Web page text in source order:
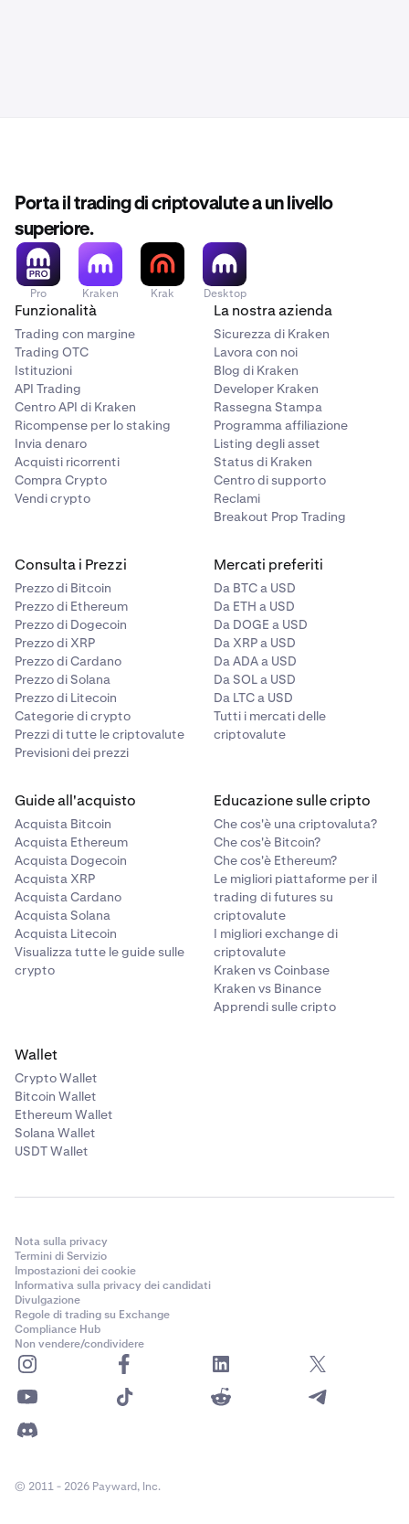
Porta il trading di criptovalute a un livello
superiore.
Pro Kraken Krak Desktop
Funzionalità
Trading con margine
Trading OTC
Istituzioni
API Trading
Centro API di Kraken
Ricompense per lo staking
Invia denaro
Acquisti ricorrenti
Compra Crypto
Vendi crypto
La nostra azienda
Sicurezza di Kraken
Lavora con noi
Blog di Kraken
Developer Kraken
Rassegna Stampa
Programma affiliazione
Listing degli asset
Status di Kraken
Centro di supporto
Reclami
Breakout Prop Trading
Consulta i Prezzi
Prezzo di Bitcoin
Prezzo di Ethereum
Prezzo di Dogecoin
Prezzo di XRP
Prezzo di Cardano
Prezzo di Solana
Prezzo di Litecoin
Categorie di crypto
Prezzi di tutte le criptovalute
Previsioni dei prezzi
Mercati preferiti
Da BTC a USD
Da ETH a USD
Da DOGE a USD
Da XRP a USD
Da ADA a USD
Da SOL a USD
Da LTC a USD
Tutti i mercati delle
criptovalute
Guide all'acquisto
Acquista Bitcoin
Acquista Ethereum
Acquista Dogecoin
Acquista XRP
Acquista Cardano
Acquista Solana
Acquista Litecoin
Visualizza tutte le guide sulle
crypto
Educazione sulle cripto
Che cos'è una criptovaluta?
Che cos'è Bitcoin?
Che cos'è Ethereum?
Le migliori piattaforme per il
trading di futures su
criptovalute
I migliori exchange di
criptovalute
Kraken vs Coinbase
Kraken vs Binance
Apprendi sulle cripto
Wallet
Crypto Wallet
Bitcoin Wallet
Ethereum Wallet
Solana Wallet
USDT Wallet
Nota sulla privacy
Termini di Servizio
Impostazioni dei cookie
Informativa sulla privacy dei candidati
Divulgazione
Regole di trading su Exchange
Compliance Hub
Non vendere/condividere
© 2011 - 2026 Payward, Inc.